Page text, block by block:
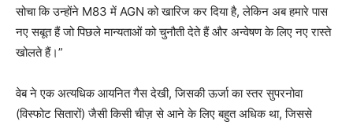
सोचा कि उन्होंने M83 में AGN को खारिज कर दिया है, लेकिन अब हमारे पास
नए सबूत हैं जो पिछले मान्यताओं को चुनौती देते हैं और अन्वेषण के लिए नए रास्ते
खोलते हैं।”
वेब ने एक अत्यधिक आयनित गैस देखी, जिसकी ऊर्जा का स्तर सुपरनोवा
(विस्फोट सितारों) जैसी किसी चीज़ से आने के लिए बहुत अधिक था, जिससे